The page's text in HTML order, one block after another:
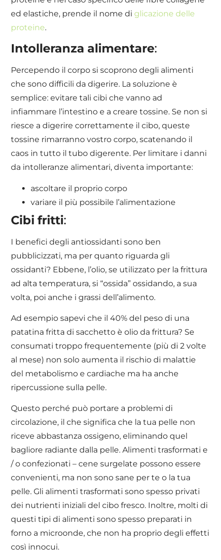
ed elastiche, prende il nome diglicazione delle
proteine.
Intolleranza alimentare:
Percependo il corpo si scoprono degli alimenti
che sono difficili da digerire. La soluzione è
semplice: evitare tali cibi che vanno ad
infiammare l’intestino e a creare tossine. Se non si
riesce a digerire correttamente il cibo, queste
tossine rimarranno vostro corpo, scatenando il
caos in tutto il tubo digerente. Per limitare i danni
da intolleranze alimentari, diventa importante:
ascoltare il proprio corpo
variare il più possibile l’alimentazione
Cibi fritti:
I benefici degli antiossidanti sono ben
pubblicizzati, ma per quanto riguarda gli
ossidanti? Ebbene, l’olio, se utilizzato per la frittura
ad alta temperatura, si “ossida” ossidando, a sua
volta, poi anche i grassi dell’alimento.
Ad esempio sapevi che il 40% del peso di una
patatina fritta di sacchetto è olio da frittura? Se
consumati troppo frequentemente (più di 2 volte
al mese) non solo aumenta il rischio di malattie
del metabolismo e cardiache ma ha anche
ripercussione sulla pelle.
Questo perché può portare a problemi di
circolazione, il che significa che la tua pelle non
riceve abbastanza ossigeno, eliminando quel
bagliore radiante dalla pelle. Alimenti trasformati e
/ o confezionati – cene surgelate possono essere
convenienti, ma non sono sane per te o la tua
pelle. Gli alimenti trasformati sono spesso privati
dei nutrienti iniziali del cibo fresco. Inoltre, molti di
questi tipi di alimenti sono spesso preparati in
forno a microonde, che non ha proprio degli effetti
così innocui.